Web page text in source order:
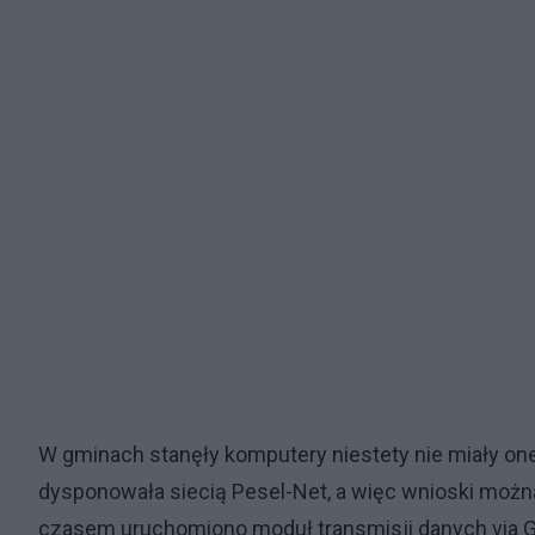
W gminach stanęły komputery niestety nie miały
dysponowała siecią Pesel-Net, a więc wnioski
czasem uruchomiono moduł transmisji danych via